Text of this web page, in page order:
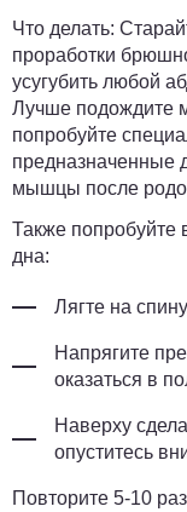
Что делать:
проработки
усугубить любой
Лучше подождите
попробуйте
предназначенные
мышцы после
Также попробуйте
дна:
Лягте на
Напрягите
оказаться в
Наверху
опуститесь
Повторите 5-10